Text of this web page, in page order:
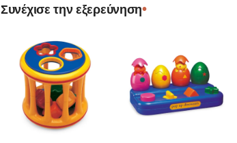
Συνέχισε την εξερεύνηση•